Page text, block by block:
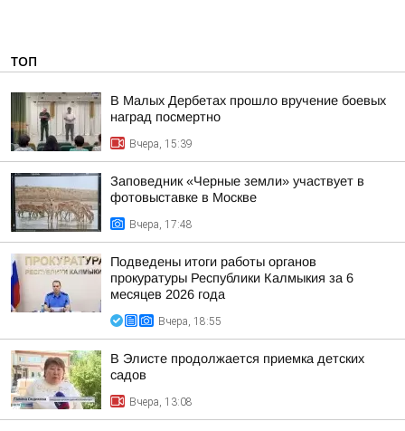
ТОП
В Малых Дербетах прошло вручение боевых
наград посмертно
Вчера, 15:39
Заповедник «Черные земли» участвует в
фотовыставке в Москве
Вчера, 17:48
Подведены итоги работы органов
прокуратуры Республики Калмыкия за 6
месяцев 2026 года
Вчера, 18:55
В Элисте продолжается приемка детских
садов
Вчера, 13:08